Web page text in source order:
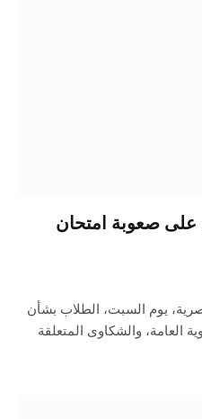
على صعوبة امتحان
يوم السبت، الطلاب بشأن
العامة، والشكاوى المتعلقة